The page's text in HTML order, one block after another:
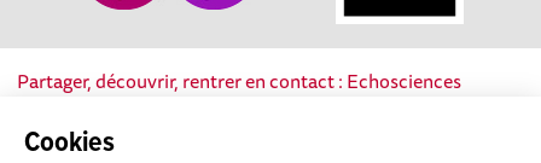
Cookies
Partager, découvrir, rentrer en contact : Echosciences
culture scientifique, technique et industrielle de la région.